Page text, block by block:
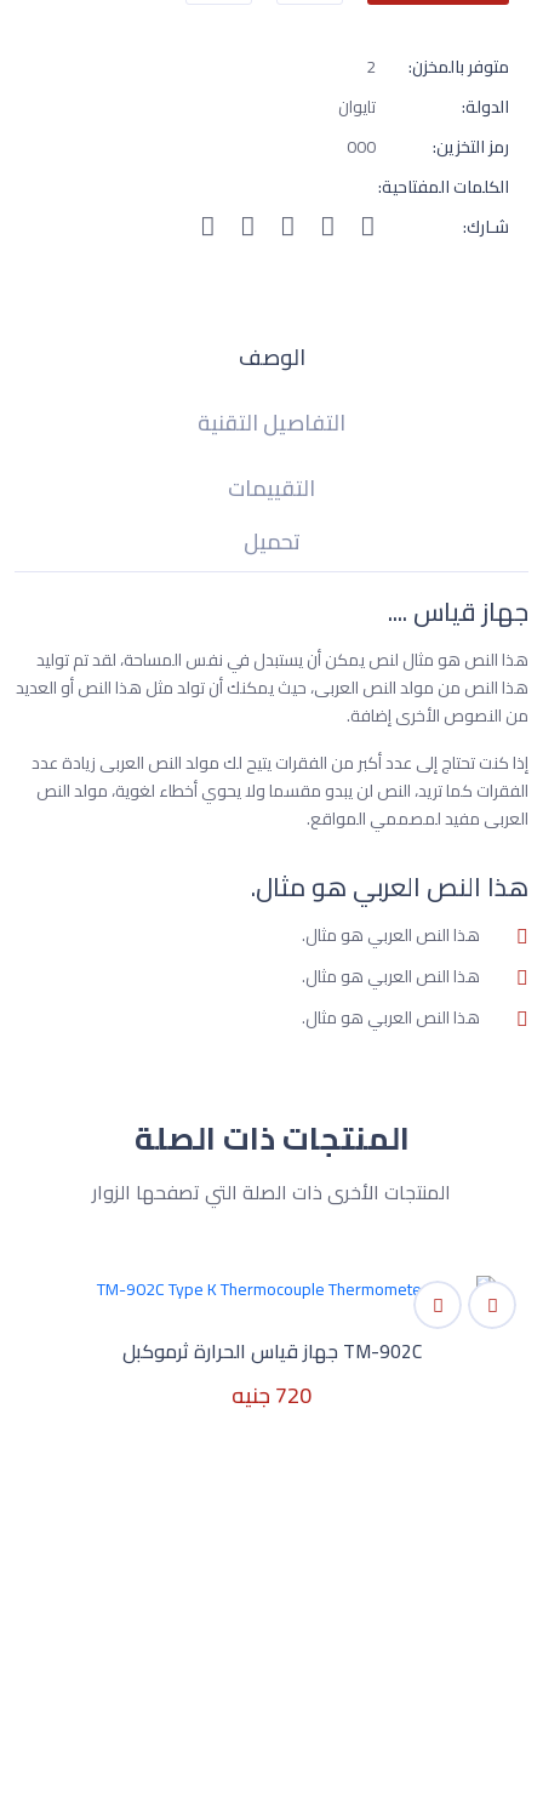
متوفر بالمخزن:
2
الدولة:
تايوان
رمز التخزين:
000
الكلمات المفتاحية:
شـارك:
الوصف
التفاصيل التقنية
التقييمات
تحميل
جهاز قياس ....
هذا النص هو مثال لنص يمكن أن يستبدل في نفس المساحة، لقد تم توليد
هذا النص من مولد النص العربى، حيث يمكنك أن تولد مثل هذا النص أو العديد
من النصوص الأخرى إضافة.
إذا كنت تحتاج إلى عدد أكبر من الفقرات يتيح لك مولد النص العربى زيادة عدد
الفقرات كما تريد، النص لن يبدو مقسما ولا يحوي أخطاء لغوية، مولد النص
العربى مفيد لمصممي المواقع.
هذا النص العربي هو مثال.
هذا النص العربي هو مثال.
هذا النص العربي هو مثال.
هذا النص العربي هو مثال.
المنتجات ذات الصلة
المنتجات الأخرى ذات الصلة التي تصفحها الزوار
TM-902C جهاز قياس الحرارة ثرموكبل
720 جنيه